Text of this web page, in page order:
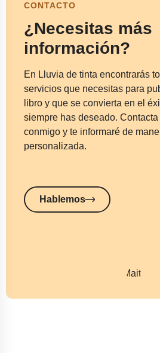
CONTACTO
¿Necesitas más
información?
En Lluvia de tinta encontrarás
servicios que necesitas para
libro y que se convierta en el
siempre has deseado. Contacta
conmigo y te informaré de
personalizada.
Hablemos